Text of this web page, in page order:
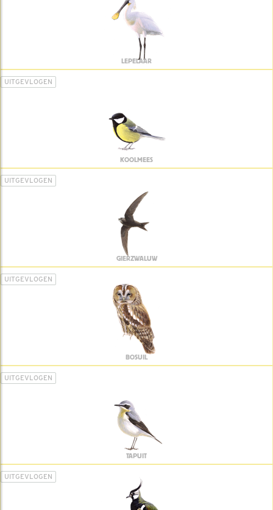
LEPELAAR
UITGEVLOGEN
KOOLMEES
UITGEVLOGEN
GIERZWALUW
UITGEVLOGEN
BOSUIL
UITGEVLOGEN
TAPUIT
UITGEVLOGEN